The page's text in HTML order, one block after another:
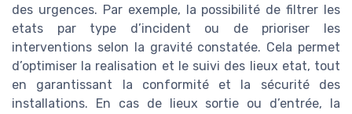
des urgences. Par exemple, la possibilité de filtrer les
etats par type d’incident ou de prioriser les
interventions selon la gravité constatée. Cela permet
d’optimiser la realisation et le suivi des lieux etat, tout
en garantissant la conformité et la sécurité des
installations. En cas de lieux sortie ou d’entrée, la